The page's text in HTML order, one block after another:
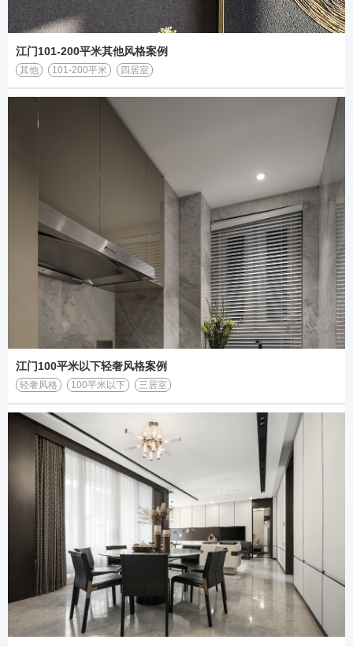
江门101-200平米其他风格案例
其他 101-200平米 四居室
江门100平米以下轻奢风格案例
轻奢风格 100平米以下 三居室